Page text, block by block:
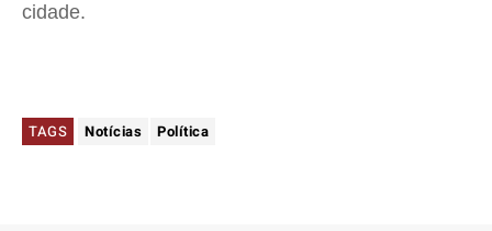
cidade.
TAGS Notícias Política